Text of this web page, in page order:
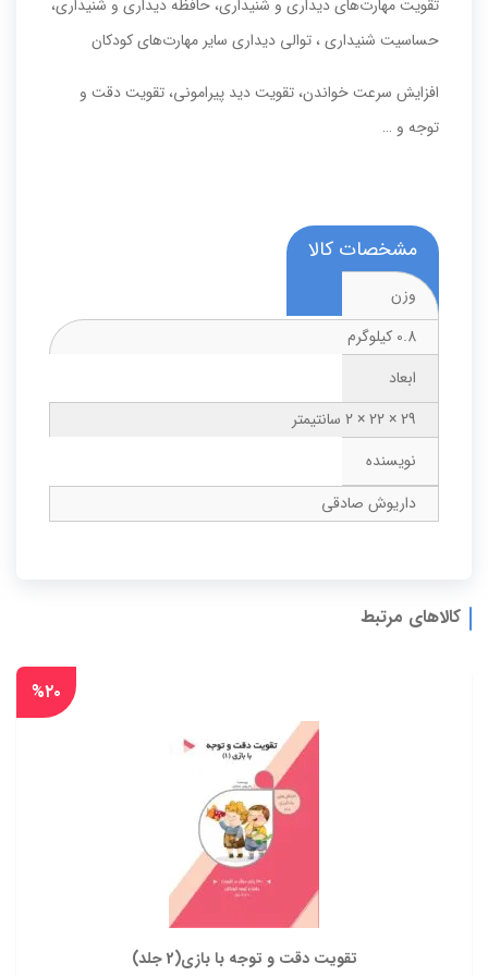
تقویت مهارت‌های دیداری و شنیداری، حافظه دیداری و شنیداری،
حساسیت شنیداری ، توالی دیداری سایر مهارت‌های کودکان
افزایش سرعت خواندن، تقویت دید پیرامونی، تقویت دقت و
توجه و …
مشخصات کالا
وزن
0.8 کیلوگرم
ابعاد
29 × 22 × 2 سانتیمتر
نویسنده
داریوش صادقی
کالاهای مرتبط
تقویت دقت و توجه با بازی(2 جلد)
%۲۰